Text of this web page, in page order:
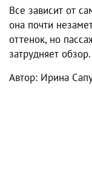
Все зависит от
она почти
оттенок, но
затрудняет обзор.
Автор: Ирина